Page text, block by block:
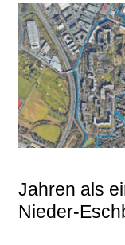
Jahren als
Nieder-